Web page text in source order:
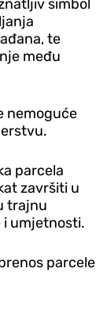
simbol
te
među
nemoguće
parcela
završiti u
trajnu
i umjetnosti.
parcele